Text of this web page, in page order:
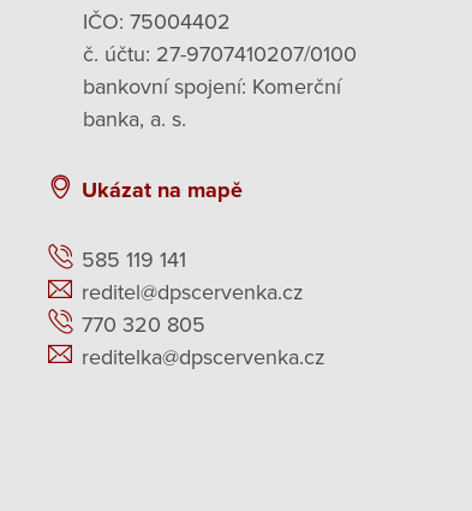
IČO: 75004402
č. účtu: 27-9707410207/0100
bankovní spojení: Komerční
banka, a. s.
Ukázat na mapě
585 119 141
reditel@dpscervenka.cz
770 320 805
reditelka@dpscervenka.cz